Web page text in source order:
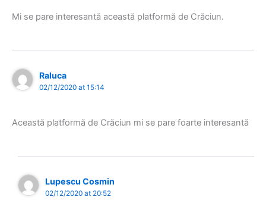
Mi se pare interesantă această platformă de Crăciun.
Raluca
02/12/2020 at 15:14
Această platformă de Crăciun mi se pare foarte interesantă
Lupescu Cosmin
02/12/2020 at 20:52